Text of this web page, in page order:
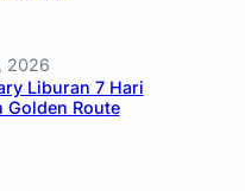
2026
Liburan 7 Hari
Golden Route